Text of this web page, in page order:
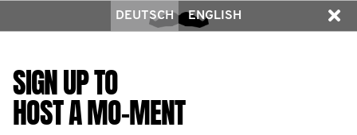
DEUTSCH ENGLISH
SIGN UP TO
HOST A MO-MENT